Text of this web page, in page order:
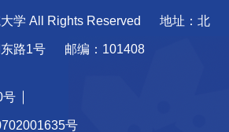
学 All Rights Reserved 地址：北
路1号 邮编：101408
号
号